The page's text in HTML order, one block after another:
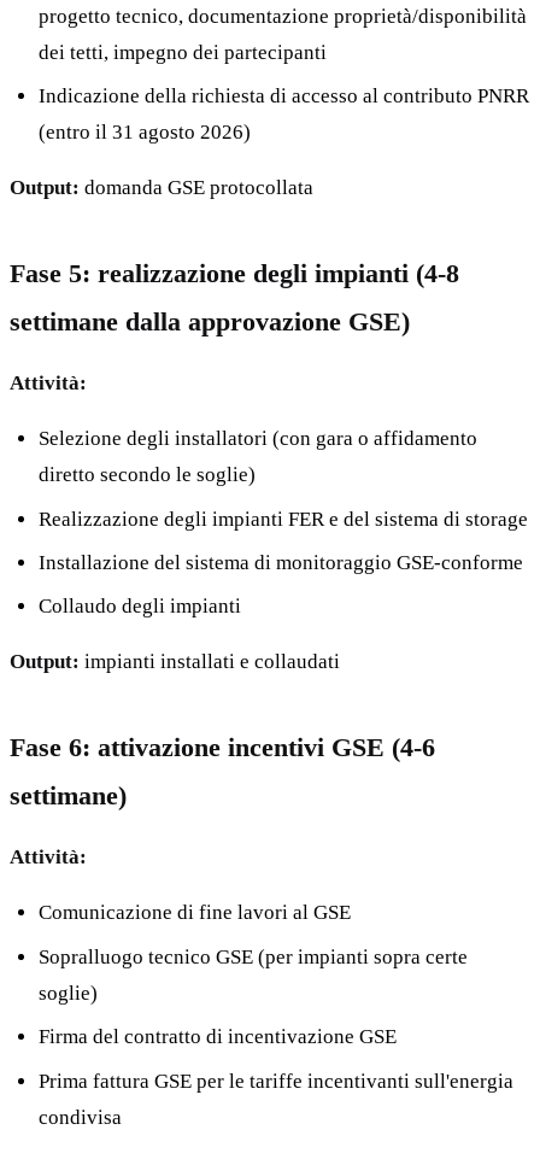
progetto tecnico, documentazione proprietà/disponibilità
dei tetti, impegno dei partecipanti
Indicazione della richiesta di accesso al contributo PNRR
(entro il 31 agosto 2026)
Output: domanda GSE protocollata
Fase 5: realizzazione degli impianti (4-8
settimane dalla approvazione GSE)
Attività:
Selezione degli installatori (con gara o affidamento
diretto secondo le soglie)
Realizzazione degli impianti FER e del sistema di storage
Installazione del sistema di monitoraggio GSE-conforme
Collaudo degli impianti
Output: impianti installati e collaudati
Fase 6: attivazione incentivi GSE (4-6
settimane)
Attività:
Comunicazione di fine lavori al GSE
Sopralluogo tecnico GSE (per impianti sopra certe
soglie)
Firma del contratto di incentivazione GSE
Prima fattura GSE per le tariffe incentivanti sull'energia
condivisa